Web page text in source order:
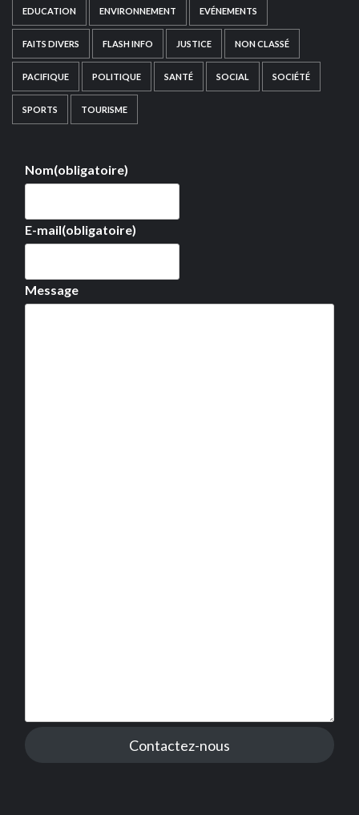
EDUCATION ENVIRONNEMENT EVÉNEMENTS
FAITS DIVERS FLASH INFO JUSTICE NON CLASSÉ
PACIFIQUE POLITIQUE SANTÉ SOCIAL SOCIÉTÉ
SPORTS TOURISME
Nom(obligatoire)
E-mail(obligatoire)
Message
Contactez-nous